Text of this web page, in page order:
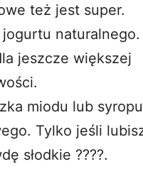
też jest super.
jogurtu naturalnego.
jeszcze większej
miodu lub syropu
Tylko jeśli
słodkie ????.